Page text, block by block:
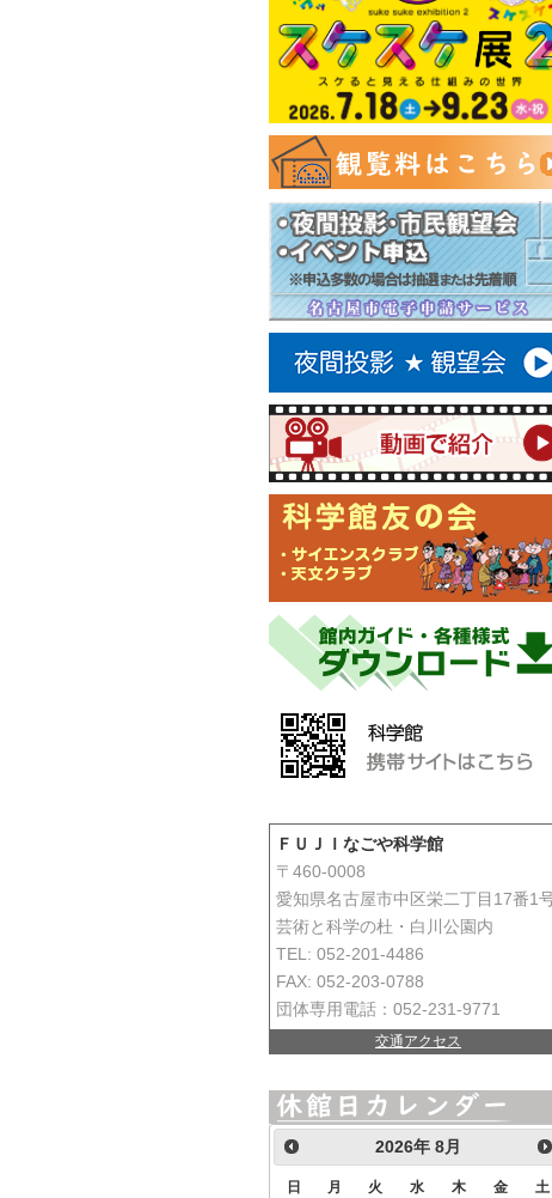
ＦＵＪＩなごや科学館
〒460-0008
愛知県名古屋市中区栄二丁目17番1
芸術と科学の杜・白川公園内
TEL: 052-201-4486
FAX: 052-203-0788
団体専用電話：052-231-9771
交通アクセス
2026年8月
日 月 火 水 木 金 土